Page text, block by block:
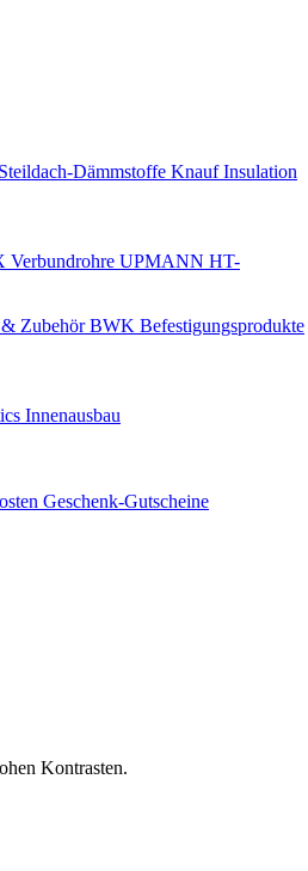
Dämmstoffe Knauf Insulation
Verbundrohre UPMANN HT-
ZubehörBWK Befestigungsprodukte
Innenausbau
Geschenk-Gutscheine
Kontrasten.